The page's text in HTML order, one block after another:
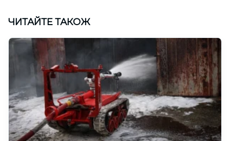
ЧИТАЙТЕ ТАКОЖ